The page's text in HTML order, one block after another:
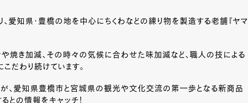
、愛知県・豊橋の地を中心にちくわなどの練り物を製造する老舗『ヤマ
焼き加減、その時々の気候に合わせた味加減など、職人の技による
こだわり続けています。
が、愛知県豊橋市と宮城県の観光や文化交流の第一歩となる新商品
との情報をキャッチ！